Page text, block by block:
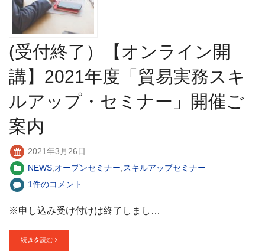
(受付終了）【オンライン開
講】2021年度「貿易実務スキ
ルアップ・セミナー」開催ご
案内
2021年3月26日
NEWS オープンセミナー スキルアップセミナー
1件のコメント
※申し込み受け付けは終了しまし…
続きを読む